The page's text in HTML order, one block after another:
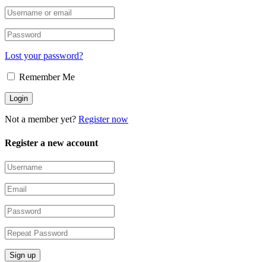
Lost your password?
Remember Me
Not a member yet? Register now
Register a new account